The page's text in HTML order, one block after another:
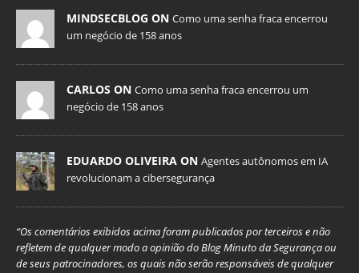
MINDSECBLOG ON Como uma senha fraca encerrou
um negócio de 158 anos
CARLOS ON Como uma senha fraca encerrou um
negócio de 158 anos
EDUARDO OLIVEIRA ON Agentes autônomos em IA
revolucionam a cibersegurança
“Os comentários exibidos acima foram publicados por terceiros e não
refletem de qualquer modo a opinião do Blog Minuto da Segurança ou
de seus patrocinadores, os quais não serão responsáveis de qualquer